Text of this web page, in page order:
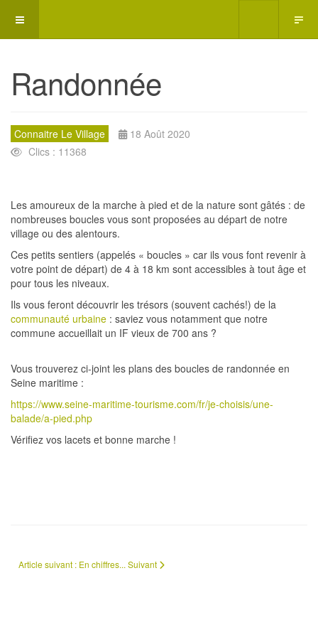
Randonnée
Connaitre Le Village
18 Août 2020
Clics : 11368
Les amoureux de la marche à pied et de la nature sont gâtés : de
nombreuses boucles vous sont proposées au départ de notre
village ou des alentours.
Ces petits sentiers (appelés « boucles » car ils vous font revenir à
votre point de départ) de 4 à 18 km sont accessibles à tout âge et
pour tous les niveaux.
Ils vous feront découvrir les trésors (souvent cachés!) de la
communauté urbaine : saviez vous notamment que notre
commune accueillait un IF vieux de 700 ans ?
Vous trouverez ci-joint les plans des boucles de randonnée en
Seine maritime :
https://www.seine-maritime-tourisme.com/fr/je-choisis/une-
balade/a-pied.php
Vérifiez vos lacets et bonne marche !
Article suivant : En chiffres... Suivant